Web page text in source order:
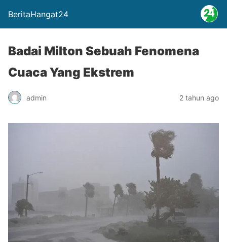
BeritaHangat24
Badai Milton Sebuah Fenomena
Cuaca Yang Ekstrem
admin 2 tahun ago